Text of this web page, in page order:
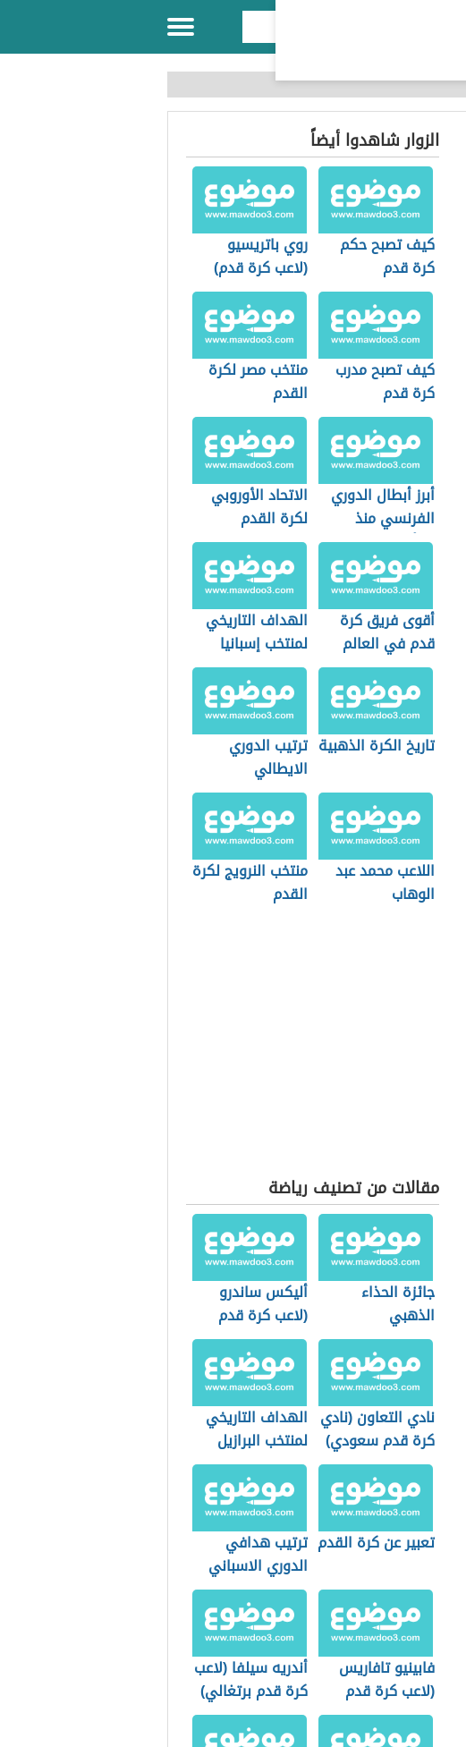
الزوار شاهدوا أيضاً
كيف تصبح حكم
كرة قدم
روي باتريسيو
(لاعب كرة قدم)
كيف تصبح مدرب
كرة قدم
منتخب مصر لكرة
القدم
أبرز أبطال الدوري
الفرنسي منذ
نشأته
الاتحاد الأوروبي
لكرة القدم
أقوى فريق كرة
قدم في العالم
الهداف التاريخي
لمنتخب إسبانيا
تاريخ الكرة الذهبية ترتيب الدوري
الايطالي
اللاعب محمد عبد
الوهاب
منتخب النرويج لكرة
القدم
مقالات من تصنيف رياضة
جائزة الحذاء
الذهبي
أليكس ساندرو
(لاعب كرة قدم
برازيلي)
نادي التعاون (نادي
كرة قدم سعودي)
الهداف التاريخي
لمنتخب البرازيل
تعبير عن كرة القدم ترتيب هدافي
الدوري الاسباني
فابينيو تافاريس
(لاعب كرة قدم
برازيلي)
أندريه سيلفا (لاعب
كرة قدم برتغالي)